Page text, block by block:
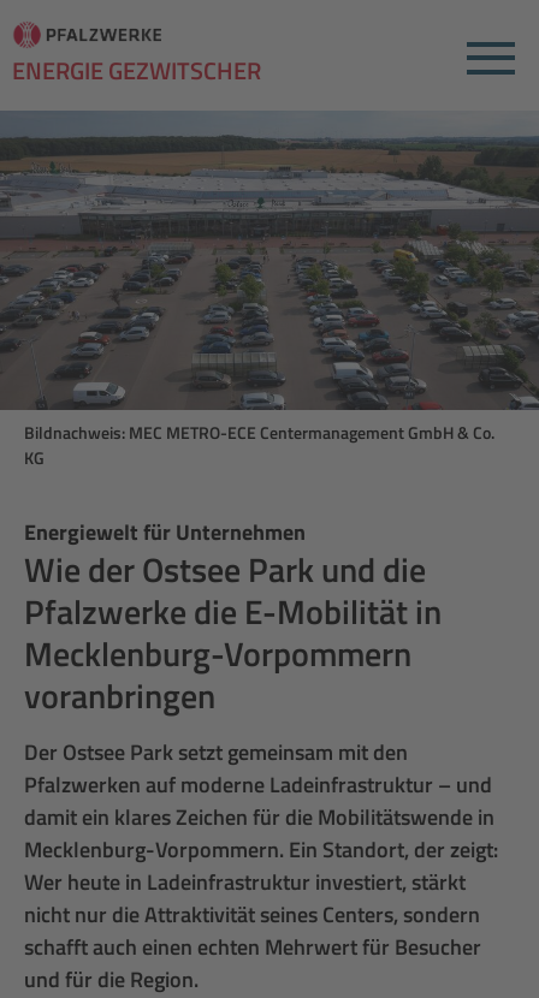
ENERGIE GEZWITSCHER Menu
Energiewelt für Unternehmen
Wie der Ostsee Park und die
Pfalzwerke die E-Mobilität in
Mecklenburg-Vorpommern
voranbringen
Der Ostsee Park setzt gemeinsam mit den
Pfalzwerken auf moderne Ladeinfrastruktur – und
damit ein klares Zeichen für die Mobilitätswende in
Mecklenburg-Vorpommern. Ein Standort, der zeigt:
Wer heute in Ladeinfrastruktur investiert, stärkt
nicht nur die Attraktivität seines Centers, sondern
schafft auch einen echten Mehrwert für Besucher
und für die Region.
Bildnachweis: MEC METRO-ECE Centermanagement GmbH & Co.
KG